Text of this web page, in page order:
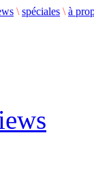
\ spéciales \ à